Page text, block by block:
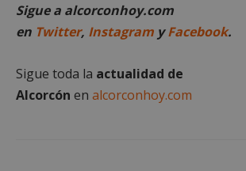
Sigue a alcorconhoy.com
en Twitter, Instagram yFacebook.
Sigue toda la actualidad de
Alcorcón en alcorconhoy.com
preferencias